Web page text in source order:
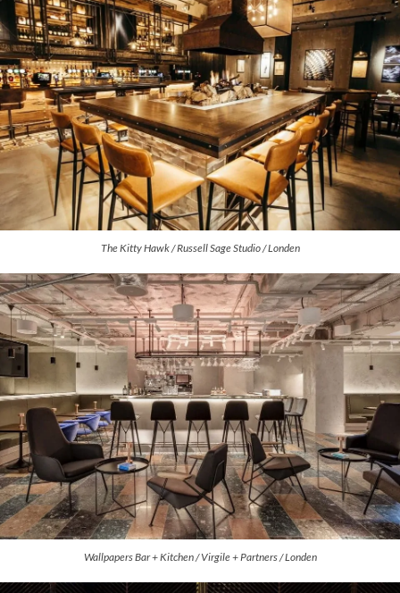
The Kitty Hawk / Russell Sage Studio / Londen
Wallpapers Bar + Kitchen / Virgile + Partners / Londen